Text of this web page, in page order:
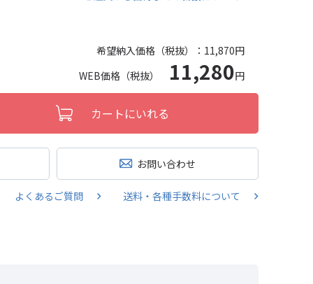
希望納入価格（税抜）： 11,870円
WEB価格（税抜） 11,280円
カートにいれる
お問い合わせ
よくあるご質問 送料・各種手数料について